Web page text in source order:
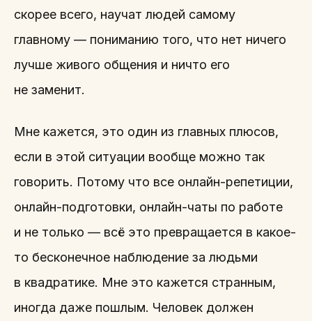
скорее всего, научат людей самому
главному — пониманию того, что нет ничего
лучше живого общения и ничто его
не заменит.
Мне кажется, это один из главных плюсов,
если в этой ситуации вообще можно так
говорить. Потому что все онлайн-репетиции,
онлайн-подготовки, онлайн-чаты по работе
и не только — всё это превращается в какое-
то бесконечное наблюдение за людьми
в квадратике. Мне это кажется странным,
иногда даже пошлым. Человек должен